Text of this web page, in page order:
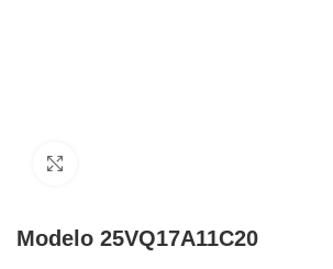
Modelo 25VQ17A11C20